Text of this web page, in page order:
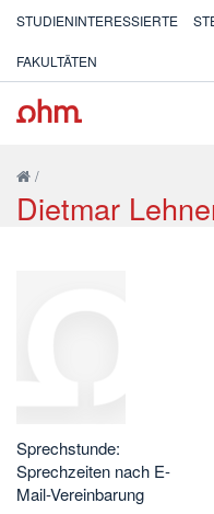
STUDIENINTERESSIERTE
FAKULTÄTEN
/
Dietmar
Sprechstunde:
Sprechzeiten nach E-
Mail-Vereinbarung